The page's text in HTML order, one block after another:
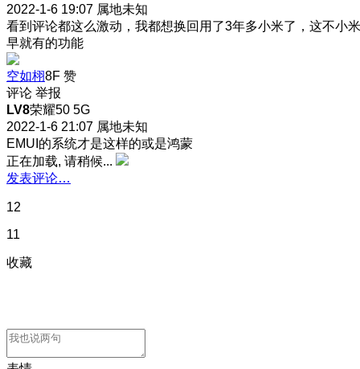
2022-1-6 19:07 属地未知
看到评论都这么激动，我都想换回用了3年多小米了，这不小米
早就有的功能
空如栩8F 赞
评论 举报
LV8荣耀50 5G
2022-1-6 21:07 属地未知
EMUI的系统才是这样的或是鸿蒙
正在加载, 请稍候...
发表评论…
12
11
收藏